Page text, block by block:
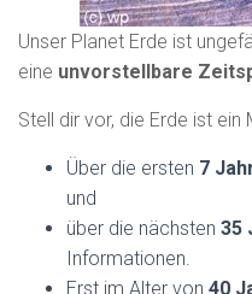
Unser Planet Erde ist
eine unvorstellbare
Stell dir vor, die Erde ist
Über die ersten 7
und
über die nächsten 35
Informationen.
Erst im Alter von 40